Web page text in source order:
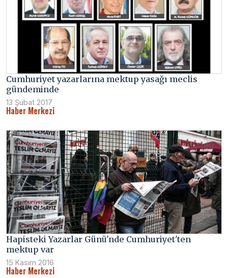
Cumhuriyet yazarlarına mektup yasağı meclis
gündeminde
13 Şubat 2017
Haber Merkezi
Hapisteki Yazarlar Günü'nde Cumhuriyet'ten
mektup var
15 Kasım 2016
Haber Merkezi